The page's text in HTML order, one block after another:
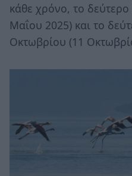
κάθε χρόνο, το
Μαΐου 2025) και το
Οκτωβρίου (11